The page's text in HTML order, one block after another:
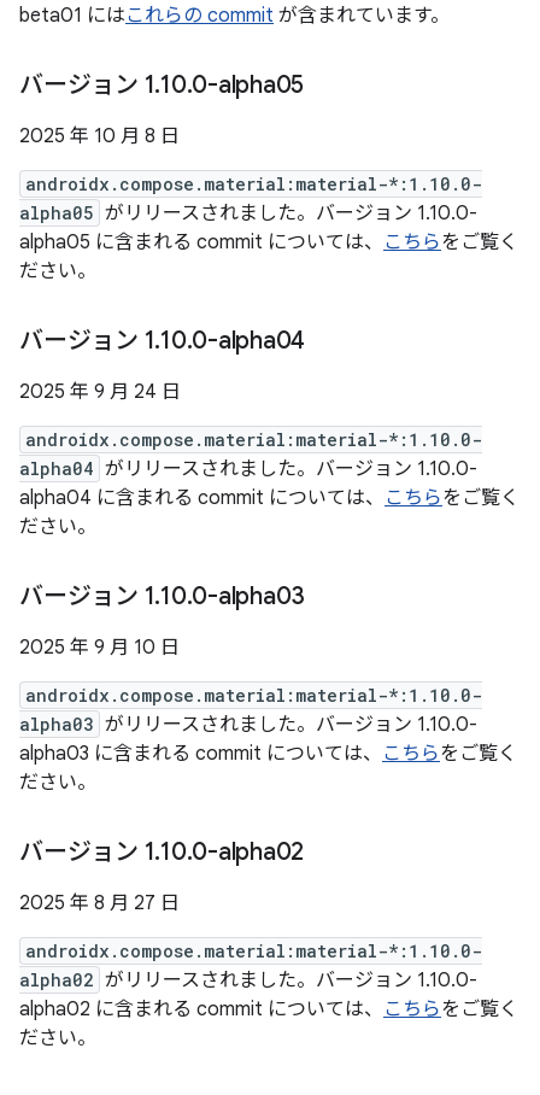
beta01 にはこれらの commit が含まれています。
バージョン 1.10.0-alpha05
2025 年 10 月 8 日
androidx.compose.material:material-*:1.10.0-
alpha05 がリリースされました。バージョン 1.10.0-
alpha05 に含まれる commit については、 こちらをご覧く
ださい。
バージョン 1.10.0-alpha04
2025 年 9 月 24 日
androidx.compose.material:material-*:1.10.0-
alpha04 がリリースされました。バージョン 1.10.0-
alpha04 に含まれる commit については、 こちらをご覧く
ださい。
バージョン 1.10.0-alpha03
2025 年 9 月 10 日
androidx.compose.material:material-*:1.10.0-
alpha03 がリリースされました。バージョン 1.10.0-
alpha03 に含まれる commit については、 こちらをご覧く
ださい。
バージョン 1.10.0-alpha02
2025 年 8 月 27 日
androidx.compose.material:material-*:1.10.0-
alpha02 がリリースされました。バージョン 1.10.0-
alpha02 に含まれる commit については、 こちらをご覧く
ださい。